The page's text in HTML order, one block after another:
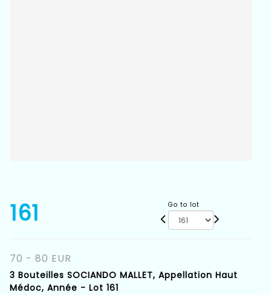
161 Go to lot
70 - 80 EUR
3 Bouteilles SOCIANDO MALLET, Appellation Haut
Médoc, Année - Lot 161